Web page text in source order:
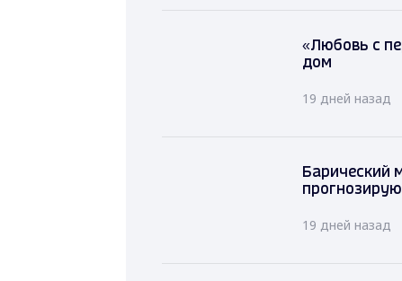
«Любовь с
дом
19 дней назад
Барический
19 дней назад